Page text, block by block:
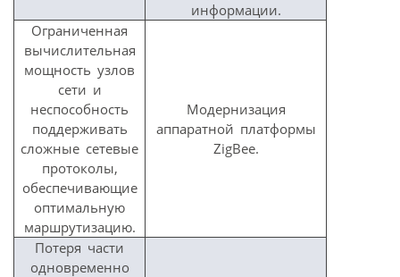
информации.
Ограниченная
вычислительная
мощность узлов
сети и
неспособность
поддерживать
сложные сетевые
протоколы,
обеспечивающие
оптимальную
маршрутизацию.
Модернизация
аппаратной платформы
ZigBee.
Потеря части
одновременно